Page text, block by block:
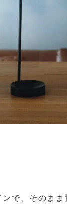
で、そのま